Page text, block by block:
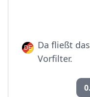
Da fließt
Vorfilter.